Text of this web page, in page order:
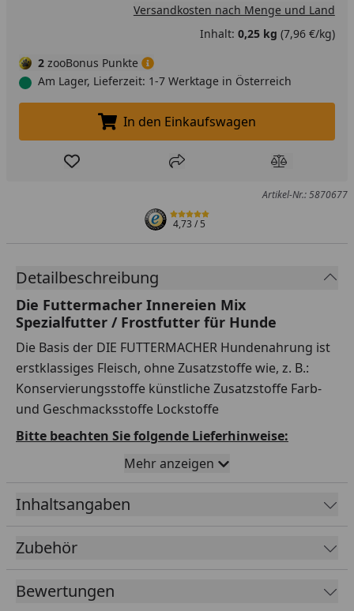
Versandkosten nach Menge und Land
Inhalt: 0,25 kg (7,96 €/kg)
2 zooBonus Punkte
Am Lager, Lieferzeit: 1-7 Werktage in Österreich
In den Einkaufswagen legen
In den Einkaufswagen
Produkt zur Wunschliste hinzufügen
Teilen Produkt
Artikel-Nr.: 5870677
4,73/ 5
Detailbeschreibung
Die Futtermacher Innereien Mix
Spezialfutter / Frostfutter für Hunde
Die Basis der DIE FUTTERMACHER Hundenahrung ist
erstklassiges Fleisch, ohne Zusatzstoffe wie, z. B.:
Konservierungsstoffe künstliche Zusatzstoffe Farb-
und Geschmacksstoffe Lockstoffe
Bitte beachten Sie folgende Lieferhinweise:
Die Lieferzeit beträgt 1-6 Werktage, abhängig vom
Bestelltag.
Die Lieferung von Frostfutter erfolgt separat mit
DPD aus einem Tiefkühllager.
Versandtage sind Montag bis Mittwoch, außer an
Feiertagen.
Versand nur innerhalb Deutschland und
Mehr anzeigen
Inhaltsangaben
Zubehör
Bewertungen